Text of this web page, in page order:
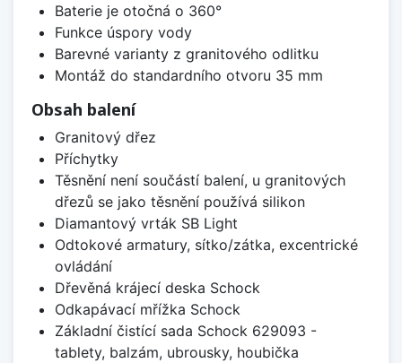
Baterie je otočná o 360°
Funkce úspory vody
Barevné varianty z granitového odlitku
Montáž do standardního otvoru 35 mm
Obsah balení
Granitový dřez
Příchytky
Těsnění není součástí balení, u granitových
dřezů se jako těsnění používá silikon
Diamantový vrták SB Light
Odtokové armatury, sítko/zátka, excentrické
ovládání
Dřevěná krájecí deska Schock
Odkapávací mřížka Schock
Základní čistící sada Schock 629093 -
tablety, balzám, ubrousky, houbička